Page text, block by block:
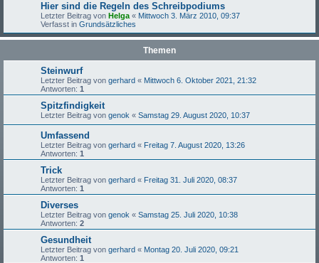
Hier sind die Regeln des Schreibpodiums
Letzter Beitrag von Helga « Mittwoch 3. März 2010, 09:37
Verfasst in Grundsätzliches
Themen
Steinwurf
Letzter Beitrag von gerhard « Mittwoch 6. Oktober 2021, 21:32
Antworten: 1
Spitzfindigkeit
Letzter Beitrag von genok « Samstag 29. August 2020, 10:37
Umfassend
Letzter Beitrag von gerhard « Freitag 7. August 2020, 13:26
Antworten: 1
Trick
Letzter Beitrag von gerhard « Freitag 31. Juli 2020, 08:37
Antworten: 1
Diverses
Letzter Beitrag von genok « Samstag 25. Juli 2020, 10:38
Antworten: 2
Gesundheit
Letzter Beitrag von gerhard « Montag 20. Juli 2020, 09:21
Antworten: 1